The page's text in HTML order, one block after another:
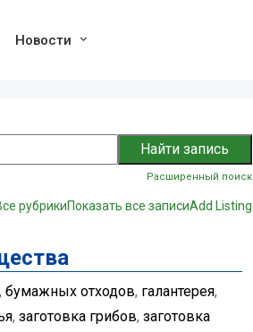
Новости
Расширенный поиск
рубрикиПоказать все записиAdd Listing
, бумажных отходов, галантерея,
, заготовка грибов, заготовка